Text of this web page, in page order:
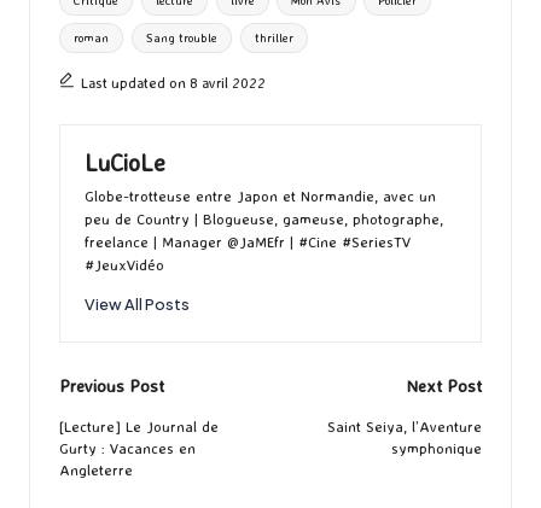
o
k
o
n
r
g
er
roman Sang trouble thriller
Last updated on 8 avril 2022
LuCioLe
Globe-trotteuse entre Japon et Normandie, avec un
peu de Country | Blogueuse, gameuse, photographe,
freelance | Manager @JaMEfr | #Cine #SeriesTV
#JeuxVidéo
View All Posts
Post
navigation
Previous Post
[Lecture] Le Journal de
Gurty : Vacances en
Angleterre
Next Post
Saint Seiya, l’Aventure
symphonique